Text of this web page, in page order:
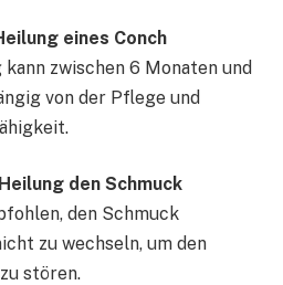
eines Conch
kann zwischen 6 Monaten und
von der Pflege und
den Schmuck
den Schmuck
zu wechseln, um den
stören.